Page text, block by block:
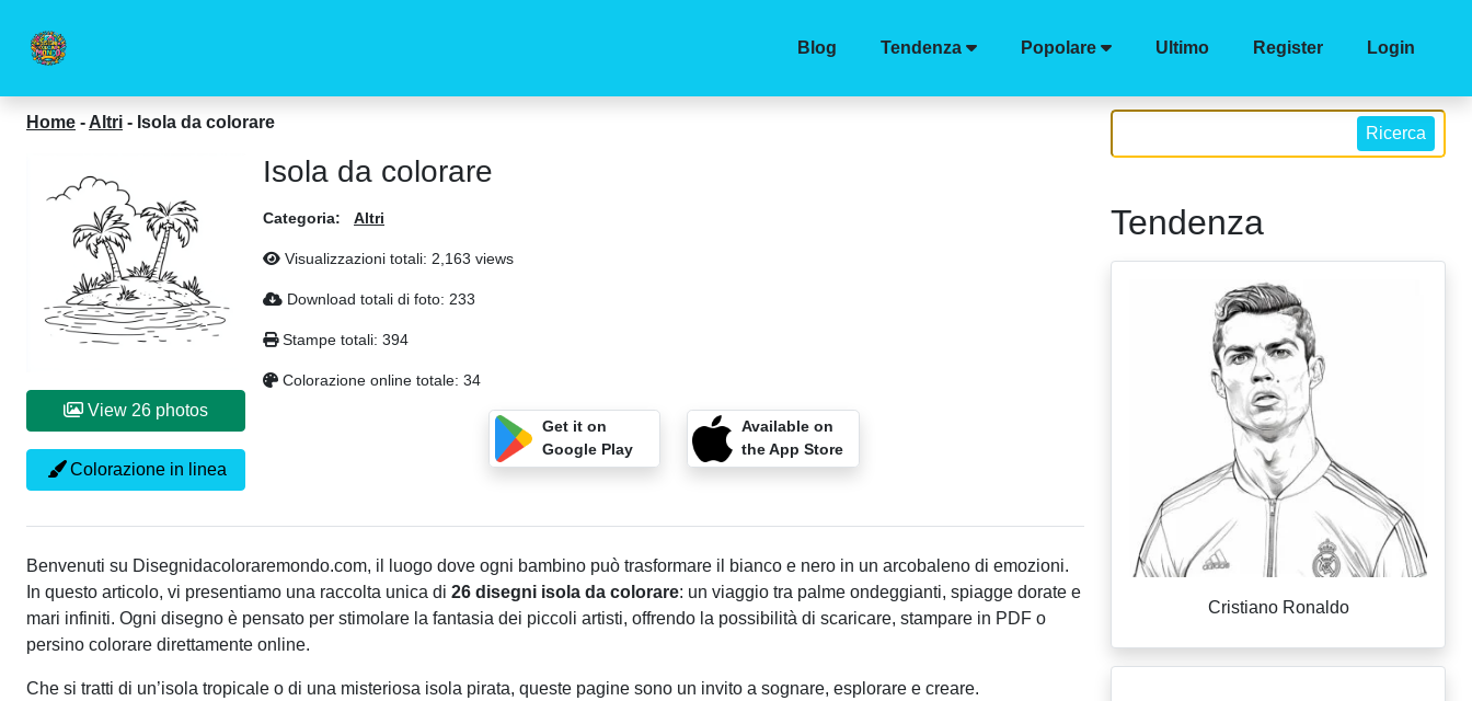
Blog Tendenza Popolare Ultimo Register Login
Home - Altri - Isola da colorare
View 26 photos
Colorazione in linea
Isola da colorare
Categoria: Altri
Visualizzazioni totali: 2,163 views
Download totali di foto: 233
Stampe totali: 394
Colorazione online totale: 34
Get it on
Google Play
Available on
the App Store
Benvenuti su Disegnidacoloraremondo.com, il luogo dove ogni bambino può trasformare il bianco e nero in un arcobaleno di emozioni.
In questo articolo, vi presentiamo una raccolta unica di 26 disegni isola da colorare: un viaggio tra palme ondeggianti, spiagge dorate e
mari infiniti. Ogni disegno è pensato per stimolare la fantasia dei piccoli artisti, offrendo la possibilità di scaricare, stampare in PDF o
persino colorare direttamente online.
Che si tratti di un’isola tropicale o di una misteriosa isola pirata, queste pagine sono un invito a sognare, esplorare e creare.
Ricerca
Tendenza
Cristiano Ronaldo